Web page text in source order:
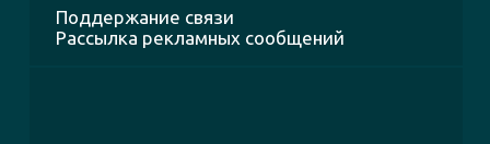
Поддержание связи
Рассылка рекламных сообщений